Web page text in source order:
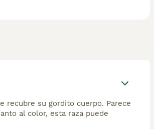
recubre su gordito cuerpo. Parece
al color, esta raza puede